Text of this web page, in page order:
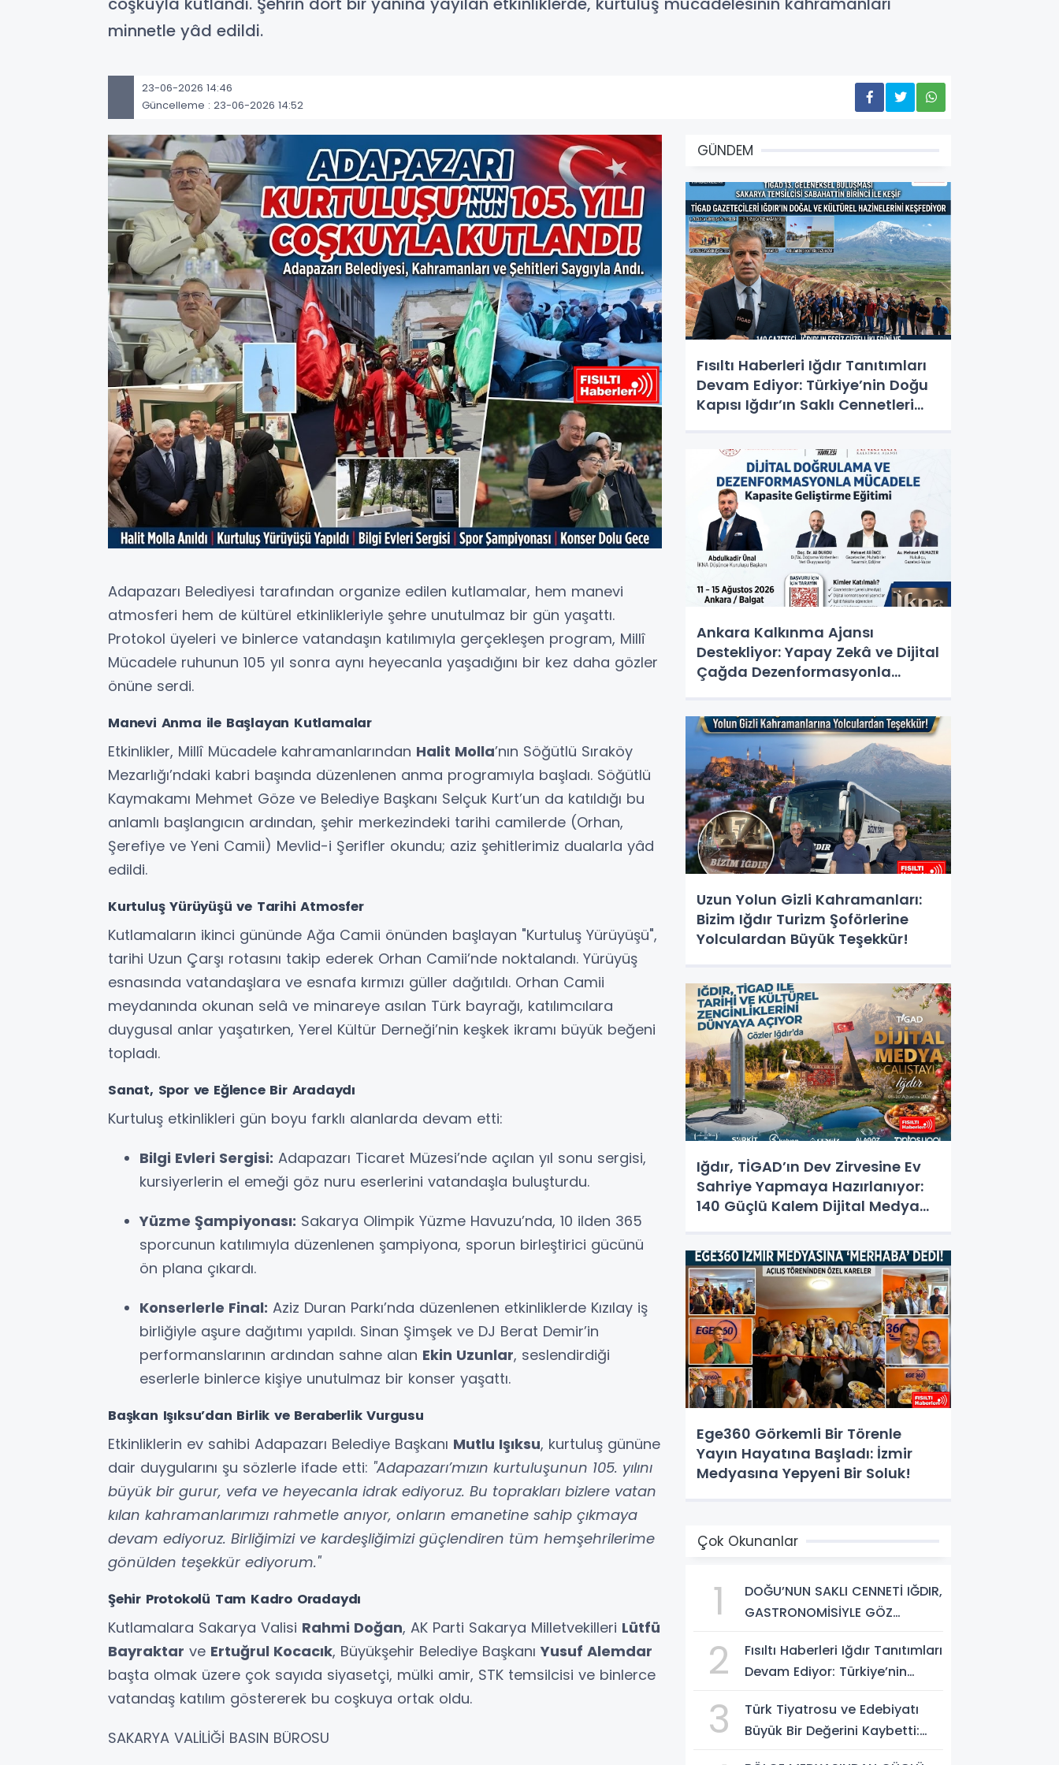
minnetle yâd edildi.
23-06-2026 14:46
Güncelleme : 23-06-2026 14:52
Adapazarı Belediyesi tarafından organize edilen kutlamalar, hem manevi
atmosferi hem de kültürel etkinlikleriyle şehre unutulmaz bir gün yaşattı.
Protokol üyeleri ve binlerce vatandaşın katılımıyla gerçekleşen program, Millî
Mücadele ruhunun 105 yıl sonra aynı heyecanla yaşadığını bir kez daha gözler
önüne serdi.
Manevi Anma ile Başlayan Kutlamalar
Etkinlikler, Millî Mücadele kahramanlarından Halit Molla’nın Söğütlü Sıraköy
Mezarlığı’ndaki kabri başında düzenlenen anma programıyla başladı. Söğütlü
Kaymakamı Mehmet Göze ve Belediye Başkanı Selçuk Kurt’un da katıldığı bu
anlamlı başlangıcın ardından, şehir merkezindeki tarihi camilerde (Orhan,
Şerefiye ve Yeni Camii) Mevlid-i Şerifler okundu; aziz şehitlerimiz dualarla yâd
edildi.
Kurtuluş Yürüyüşü ve Tarihi Atmosfer
Kutlamaların ikinci gününde Ağa Camii önünden başlayan "Kurtuluş Yürüyüşü",
tarihi Uzun Çarşı rotasını takip ederek Orhan Camii’nde noktalandı. Yürüyüş
esnasında vatandaşlara ve esnafa kırmızı güller dağıtıldı. Orhan Camii
meydanında okunan selâ ve minareye asılan Türk bayrağı, katılımcılara
duygusal anlar yaşatırken, Yerel Kültür Derneği’nin keşkek ikramı büyük beğeni
topladı.
Sanat, Spor ve Eğlence Bir Aradaydı
Kurtuluş etkinlikleri gün boyu farklı alanlarda devam etti:
Bilgi Evleri Sergisi: Adapazarı Ticaret Müzesi’nde açılan yıl sonu sergisi,
kursiyerlerin el emeği göz nuru eserlerini vatandaşla buluşturdu.
Yüzme Şampiyonası: Sakarya Olimpik Yüzme Havuzu’nda, 10 ilden 365
sporcunun katılımıyla düzenlenen şampiyona, sporun birleştirici gücünü
ön plana çıkardı.
Konserlerle Final: Aziz Duran Parkı’nda düzenlenen etkinliklerde Kızılay iş
birliğiyle aşure dağıtımı yapıldı. Sinan Şimşek ve DJ Berat Demir’in
performanslarının ardından sahne alan Ekin Uzunlar, seslendirdiği
eserlerle binlerce kişiye unutulmaz bir konser yaşattı.
Başkan Işıksu’dan Birlik ve Beraberlik Vurgusu
Etkinliklerin ev sahibi Adapazarı Belediye Başkanı Mutlu Işıksu, kurtuluş gününe
dair duygularını şu sözlerle ifade etti: "Adapazarı’mızın kurtuluşunun 105. yılını
büyük bir gurur, vefa ve heyecanla idrak ediyoruz. Bu toprakları bizlere vatan
kılan kahramanlarımızı rahmetle anıyor, onların emanetine sahip çıkmaya
devam ediyoruz. Birliğimizi ve kardeşliğimizi güçlendiren tüm hemşehrilerime
gönülden teşekkür ediyorum."
Şehir Protokolü Tam Kadro Oradaydı
Kutlamalara Sakarya Valisi Rahmi Doğan, AK Parti Sakarya Milletvekilleri Lütfü
Bayraktar ve Ertuğrul Kocacık, Büyükşehir Belediye Başkanı Yusuf Alemdar
başta olmak üzere çok sayıda siyasetçi, mülki amir, STK temsilcisi ve binlerce
vatandaş katılım göstererek bu coşkuya ortak oldu.
SAKARYA VALİLİĞİ BASIN BÜROSU
GÜNDEM
Fısıltı Haberleri Iğdır Tanıtımları
Devam Ediyor: Türkiye’nin Doğu
Kapısı Iğdır’ın Saklı Cennetleri
Ankara Kalkınma Ajansı
Destekliyor: Yapay Zekâ ve Dijital
Çağda Dezenformasyonla
Uzun Yolun Gizli Kahramanları:
Bizim Iğdır Turizm Şoförlerine
Yolculardan Büyük Teşekkür!
Iğdır, TİGAD’ın Dev Zirvesine Ev
Sahriye Yapmaya Hazırlanıyor:
140 Güçlü Kalem Dijital Medya
Ege360 Görkemli Bir Törenle
Yayın Hayatına Başladı: İzmir
Medyasına Yepyeni Bir Soluk!
Çok Okunanlar
1
DOĞU’NUN SAKLI CENNETİ IĞDIR,
GASTRONOMİSİYLE GÖZ
ANADOLU KÜLTÜRÜNÜN
BULUŞMA NOKTASI
2
Fısıltı Haberleri Iğdır Tanıtımları
Devam Ediyor: Türkiye’nin
Cennetleri Keşfedilmeyi
Bekliyor
3
Türk Tiyatrosu ve Edebiyatı
Büyük Bir Değerini Kaybetti: